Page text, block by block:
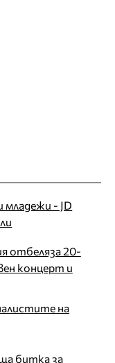
младежи - JD
отбеляза 20-
концерт и
на
битка за